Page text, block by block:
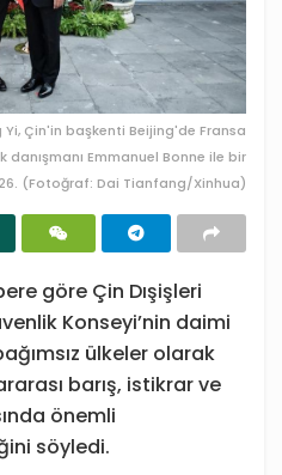
Yi, Çin'in başkenti Beijing'de Fransa
Emmanuel Bonne ile bir
(Fotoğraf: Dai Tianfang/Xinhua)
göre Çin Dışişleri
Konseyi’nin daimi
ülkeler olarak
barış, istikrar ve
önemli
söyledi.